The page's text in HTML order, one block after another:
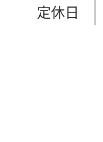
定休日